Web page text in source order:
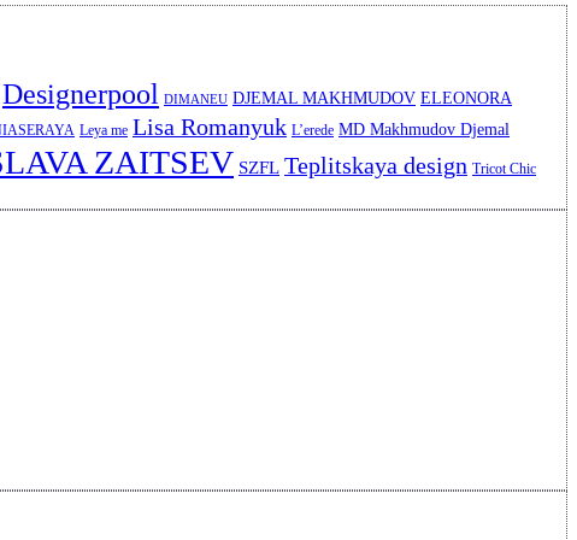
Designerpool DIMANEU DJEMAL MAKHMUDOV ELEONORA
Leya me Lisa Romanyuk L’erede MD Makhmudov Djemal
ZAITSEV SZFL Teplitskaya design Tricot Chic